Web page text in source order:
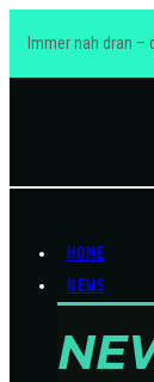
Immer nah dran
HOME
NEWS